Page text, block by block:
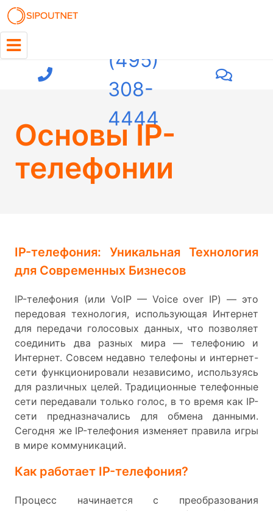
(495)
308-
4444
Основы IP-
телефонии
IP-телефония: Уникальная Технология
для Современных Бизнесов
IP-телефония (или VoIP — Voice over IP) — это
передовая технология, использующая Интернет
для передачи голосовых данных, что позволяет
соединить два разных мира — телефонию и
Интернет. Совсем недавно телефоны и интернет-
сети функционировали независимо, используясь
для различных целей. Традиционные телефонные
сети передавали только голос, в то время как IP-
сети предназначались для обмена данными.
Сегодня же IP-телефония изменяет правила игры
в мире коммуникаций.
Как работает IP-телефония?
Процесс начинается с преобразования